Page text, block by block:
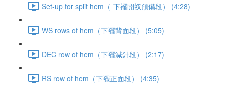
Set-up for split hem（ 下襬開衩預備段） (4:28)
WS rows of hem（下襬背面段） (5:05)
DEC row of hem（下襬減針段） (2:17)
RS row of hem（下襬正面段） (4:35)